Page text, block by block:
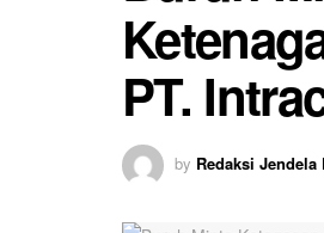
PT.
by Redaksi Jendela